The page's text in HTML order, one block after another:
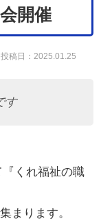
開催
投稿日：2025.01.25
す
くれ福祉の職
まります。